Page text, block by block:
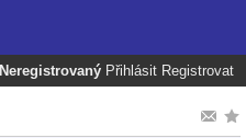
Neregistrovaný Přihlásit Registrovat